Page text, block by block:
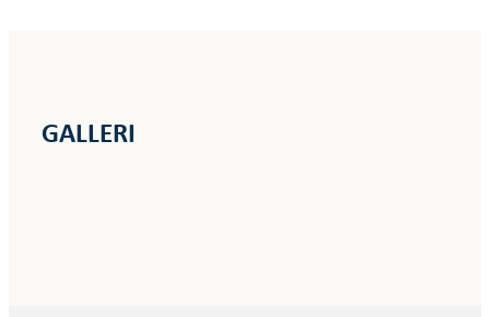
GALLERI